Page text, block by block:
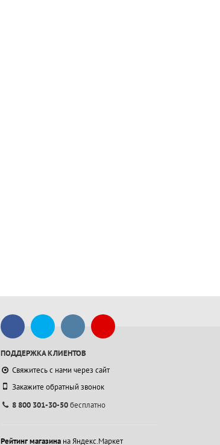
ПОДДЕРЖКА КЛИЕНТОВ
Свяжитесь с нами через сайт
Закажите обратный звонок
8 800 301-30-50бесплатно
Рейтинг магазинана Яндекс.Маркет